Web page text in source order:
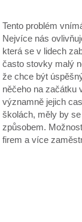
Tento problém
Nejvíce nás
která se v lidech
často stovky malý
že chce být
něčeho na začátku
významně jejich
školách, měly by
způsobem.
firem a více